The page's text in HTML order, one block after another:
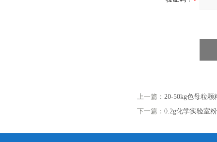
上一篇： 20-50kg色母粒
下一篇： 0.2g化学实验室